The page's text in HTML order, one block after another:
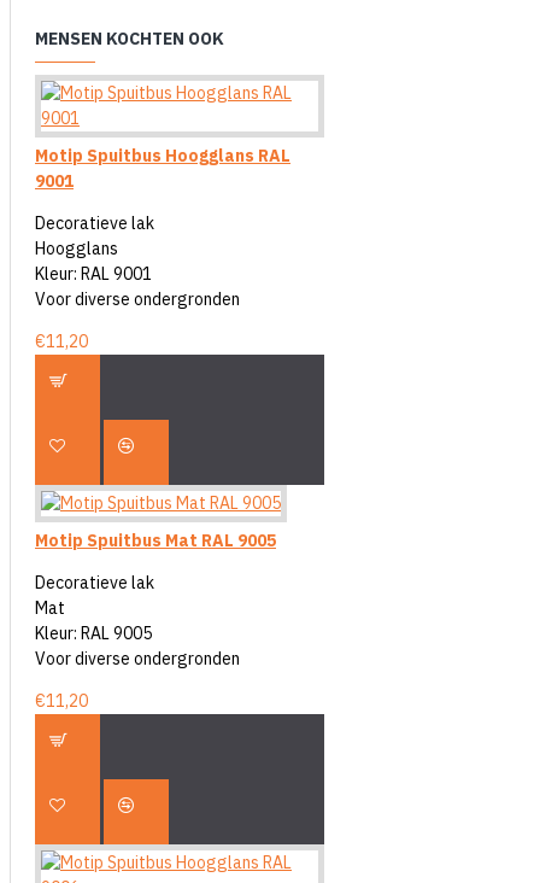
MENSEN KOCHTEN OOK
Motip Spuitbus Hoogglans RAL
9001
Decoratieve lak
Hoogglans
Kleur: RAL 9001
Voor diverse ondergronden
€11,20
Motip Spuitbus Mat RAL 9005
Decoratieve lak
Mat
Kleur: RAL 9005
Voor diverse ondergronden
€11,20